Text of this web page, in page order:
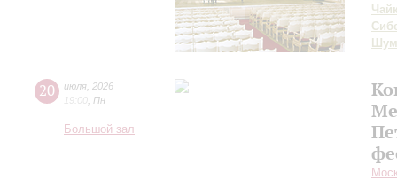
20 июля 2026
19:00 Пн
Большой зал